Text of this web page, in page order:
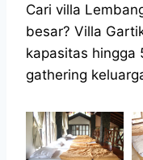
Cari villa
besar? Villa
kapasitas hingga
gathering